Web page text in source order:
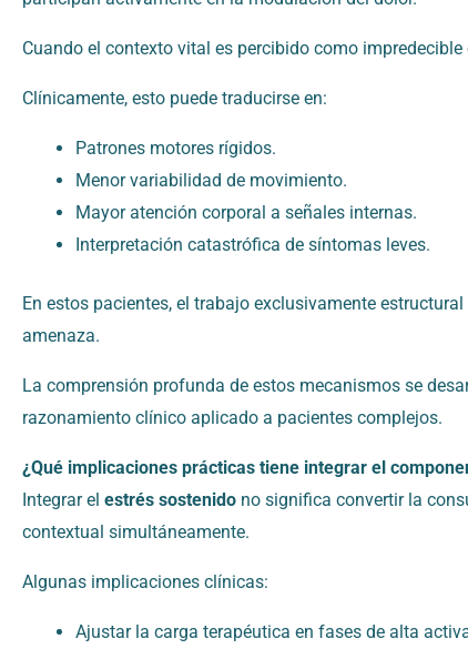
Cuando el contexto vital es percibido como
Clínicamente, esto puede traducirse en:
Patrones motores rígidos.
Menor variabilidad de movimiento.
Mayor atención corporal a señales internas.
Interpretación catastrófica de síntomas leves.
En estos pacientes, el trabajo exclusivamente
amenaza.
La comprensión profunda de estos mecanismos se
razonamiento clínico aplicado a pacientes complejos.
¿Qué implicaciones prácticas tiene integrar el
Integrar el estrés sostenido no significa convertir la
contextual simultáneamente.
Algunas implicaciones clínicas:
Ajustar la carga terapéutica en fases de alta